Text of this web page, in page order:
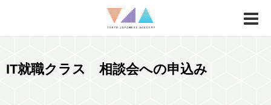
IT就職クラス 相談会への申込み